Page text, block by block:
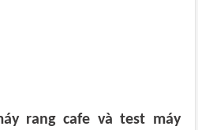
rang cafe và test máy